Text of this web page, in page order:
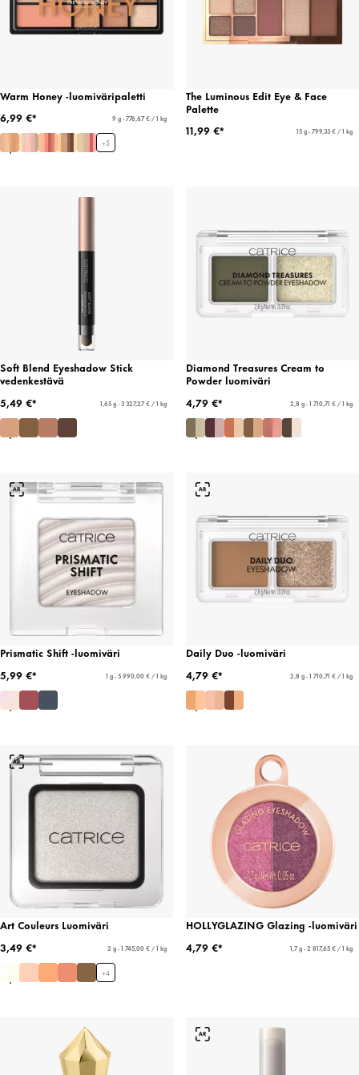
Warm Honey -luomiväripaletti
6,99 €*
9 g - 776,67 € / 1 kg
+5
The Luminous Edit Eye & Face
Palette
11,99 €*
15 g - 799,33 € / 1 kg
Soft Blend Eyeshadow Stick
vedenkestävä
5,49 €*
1,65 g - 3 327,27 € / 1 kg
Diamond Treasures Cream to
Powder luomiväri
4,79 €*
2,8 g - 1 710,71 € / 1 kg
Prismatic Shift -luomiväri
5,99 €*
1 g - 5 990,00 € / 1 kg
Daily Duo -luomiväri
4,79 €*
2,8 g - 1 710,71 € / 1 kg
Art Couleurs Luomiväri
3,49 €*
2 g - 1 745,00 € / 1 kg
+4
HOLLYGLAZING Glazing -luomiväri
4,79 €*
1,7 g - 2 817,65 € / 1 kg